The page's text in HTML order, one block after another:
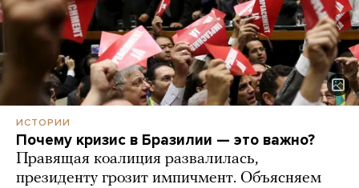
ИСТОРИИ
Почему кризис в Бразилии — это важно?
Правящая коалиция развалилась,
президенту грозит импичмент. Объясняем